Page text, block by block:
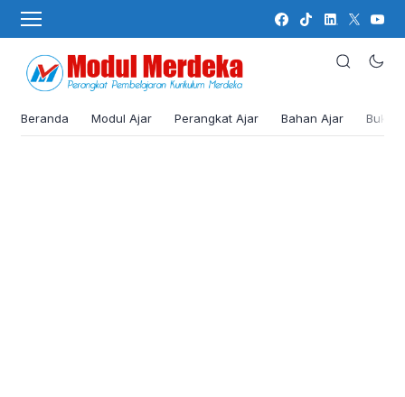
Beranda Modul Ajar Perangkat Ajar Bahan Ajar Buku